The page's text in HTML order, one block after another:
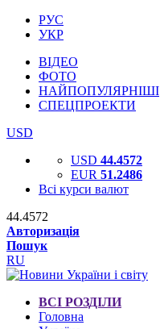
РУС
УКР
ВІДЕО
ФОТО
НАЙПОПУЛЯРНІШІ
СПЕЦПРОЕКТИ
USD
USD 44.4572
EUR 51.2486
Всі курси валют
44.4572
Авторизація
Пошук
RU
ВСІ РОЗДІЛИ
Головна